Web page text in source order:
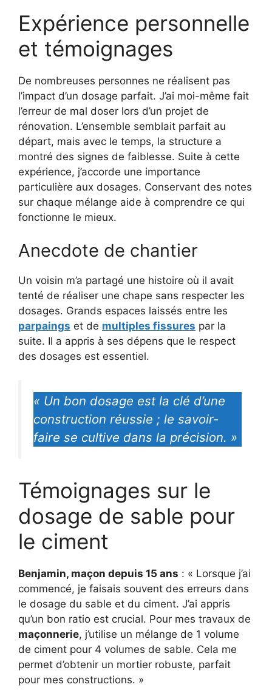
Expérience personnelle
et témoignages
De nombreuses personnes ne réalisent pas
l’impact d’un dosage parfait. J’ai moi-même fait
l’erreur de mal doser lors d’un projet de
rénovation. L’ensemble semblait parfait au
départ, mais avec le temps, la structure a
montré des signes de faiblesse. Suite à cette
expérience, j’accorde une importance
particulière aux dosages. Conservant des notes
sur chaque mélange aide à comprendre ce qui
fonctionne le mieux.
Anecdote de chantier
Un voisin m’a partagé une histoire où il avait
tenté de réaliser une chape sans respecter les
dosages. Grands espaces laissés entre les
parpaings et de multiples fissures par la
suite. Il a appris à ses dépens que le respect
des dosages est essentiel.
« Un bon dosage est la clé d’une
construction réussie ; le savoir-
faire se cultive dans la précision. »
Témoignages sur le
dosage de sable pour
le ciment
Benjamin, maçon depuis 15 ans : « Lorsque j’ai
commencé, je faisais souvent des erreurs dans
le dosage du sable et du ciment. J’ai appris
qu’un bon ratio est crucial. Pour mes travaux de
maçonnerie, j’utilise un mélange de 1 volume
de ciment pour 4 volumes de sable. Cela me
permet d’obtenir un mortier robuste, parfait
pour mes constructions. »